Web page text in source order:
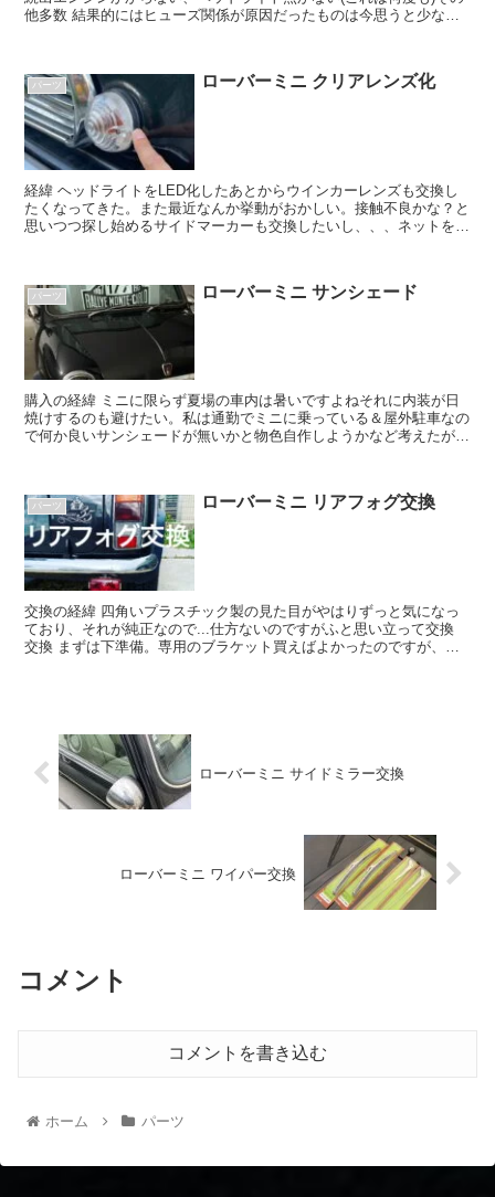
他多数 結果的にはヒューズ関係が原因だったものは今思うと少ない
パーツ ローバーミニ クリアレンズ化
経緯 ヘッドライトをLED化したあとからウインカーレンズも交換し
たくなってきた。また最近なんか挙動がおかしい。接触不良かな？と
思いつつ探し始めるサイドマーカーも交換したいし、、、ネットを見
パーツ ローバーミニ サンシェード
購入の経緯 ミニに限らず夏場の車内は暑いですよねそれに内装が日
焼けするのも避けたい。私は通勤でミニに乗っている＆屋外駐車なの
で何か良いサンシェードが無いかと物色自作しようかなど考えたがい
パーツ ローバーミニ リアフォグ交換
交換の経緯 四角いプラスチック製の見た目がやはりずっと気になっ
ており、それが純正なので...仕方ないのですがふと思い立って交換
交換 まずは下準備。専用のブラケット買えばよかったのですが、ち
ローバーミニ サイドミラー交換
ローバーミニ ワイパー交換
コメント
コメントを書き込む
ホーム パーツ